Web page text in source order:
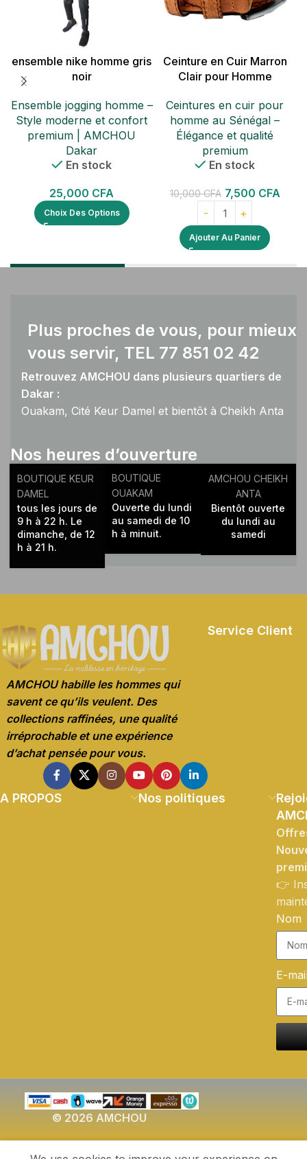
ensemble nike homme gris
noir
Ensemble jogging homme –
Style moderne et confort
premium | AMCHOU
Dakar
En stock
25,000 CFA
Choix Des Options
Ceinture en Cuir Marron
Clair pour Homme
Ceintures en cuir pour
homme au Sénégal –
Élégance et qualité
premium
En stock
10,000CFA 7,500 CFA
Ajouter Au Panier
Plus proches de vous, pour mieux
vous servir, TEL 77 851 02 42
Retrouvez AMCHOU dans plusieurs quartiers de
Dakar :
Ouakam, Cité Keur Damel et bientôt à Cheikh Anta
Nos heures d’ouverture
BOUTIQUE KEUR
DAMEL
tous les jours de
9 h à 22 h. Le
dimanche, de 12
h à 21 h.
BOUTIQUE
OUAKAM
Ouverte du lundi
au samedi de 10
h à minuit.
AMCHOU CHEIKH
ANTA
Bientôt ouverte
du lundi au
samedi
AMCHOU habille les hommes qui
savent ce qu’ils veulent. Des
collections raffinées, une qualité
irréprochable et une expérience
d’achat pensée pour vous.
Service Client
A PROPOS Nos politiques
👉
Nom
E-
© 2026 AMCHOU